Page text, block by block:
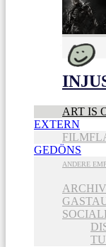
ART IS
EXTERN
GEDÖNS
ANDERE
ARCHIV